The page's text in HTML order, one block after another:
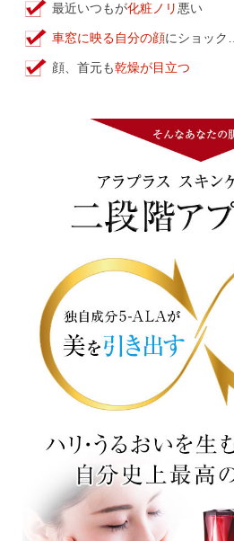
最近いつもが化粧ノリ悪い
車窓に映る自分の顔にショック…
顔、首元も乾燥が目立つ